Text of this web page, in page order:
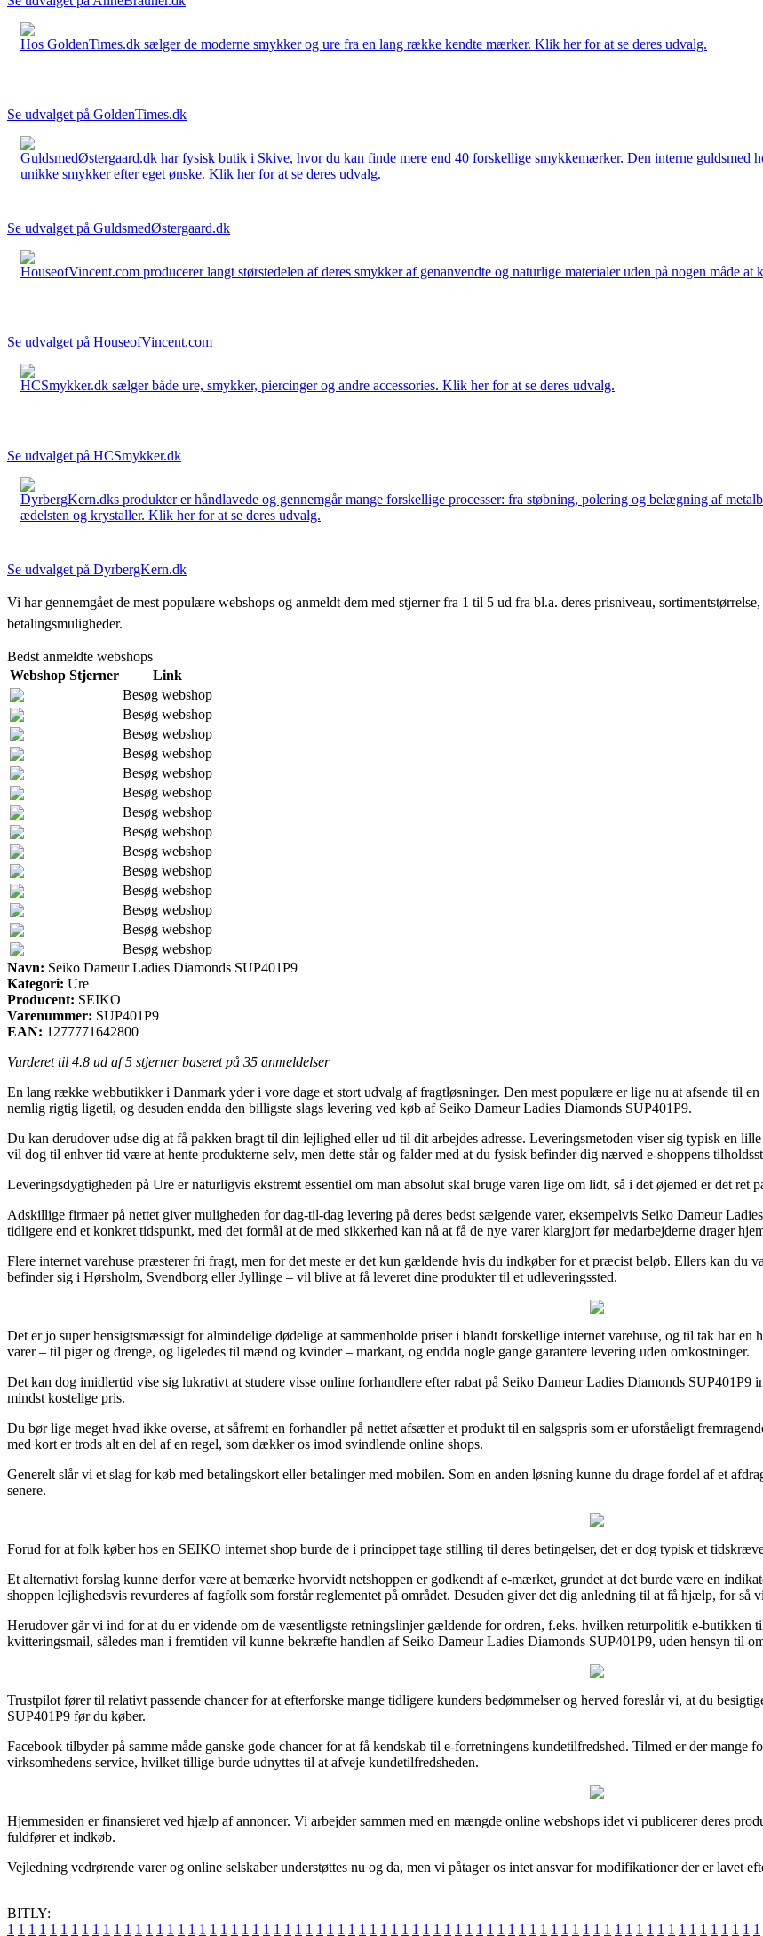
Hos GoldenTimes.dk sælger de moderne smykker og ure fra en lang række kendte mærker. Klik her for at se deres udvalg.
Se udvalget på GoldenTimes.dk
GuldsmedØstergaard.dk har fysisk butik i Skive, hvor du kan finde mere end 40 forskellige smykkemærker. Den interne guldsmed
unikke smykker efter eget ønske. Klik her for at se deres udvalg.
Se udvalget på GuldsmedØstergaard.dk
HouseofVincent.com producerer langt størstedelen af deres smykker af genanvendte og naturlige materialer uden på nogen måde
Se udvalget på HouseofVincent.com
HCSmykker.dk sælger både ure, smykker, piercinger og andre accessories. Klik her for at se deres udvalg.
Se udvalget på HCSmykker.dk
DyrbergKern.dks produkter er håndlavede og gennemgår mange forskellige processer: fra støbning, polering og belægning af
ædelsten og krystaller. Klik her for at se deres udvalg.
Se udvalget på DyrbergKern.dk
Vi har gennemgået de mest populære webshops og anmeldt dem med stjerner fra 1 til 5 ud fra bl.a. deres prisniveau,
betalingsmuligheder.
Bedst anmeldte webshops
Webshop Stjerner
Link
Besøg webshop
Besøg webshop
Besøg webshop
Besøg webshop
Besøg webshop
Besøg webshop
Besøg webshop
Besøg webshop
Besøg webshop
Besøg webshop
Besøg webshop
Besøg webshop
Besøg webshop
Besøg webshop
Navn: Seiko Dameur Ladies Diamonds SUP401P9
Kategori: Ure
Producent: SEIKO
Varenummer: SUP401P9
EAN: 1277771642800
Vurderet til 4.8 ud af 5 stjerner baseret på 35 anmeldelser
En lang række webbutikker i Danmark yder i vore dage et stort udvalg af fragtløsninger. Den mest populære er lige nu at afsende til
nemlig rigtig ligetil, og desuden endda den billigste slags levering ved køb af Seiko Dameur Ladies Diamonds SUP401P9.
Du kan derudover udse dig at få pakken bragt til din lejlighed eller ud til dit arbejdes adresse. Leveringsmetoden viser sig typisk en
vil dog til enhver tid være at hente produkterne selv, men dette står og falder med at du fysisk befinder dig nærved e-shoppens
Leveringsdygtigheden på Ure er naturligvis ekstremt essentiel om man absolut skal bruge varen lige om lidt, så i det øjemed er det
Adskillige firmaer på nettet giver muligheden for dag-til-dag levering på deres bedst sælgende varer, eksempelvis Seiko Dameur
tidligere end et konkret tidspunkt, med det formål at de med sikkerhed kan nå at få de nye varer klargjort før medarbejderne drager
Flere internet varehuse præsterer fri fragt, men for det meste er det kun gældende hvis du indkøber for et præcist beløb. Ellers kan du
befinder sig i Hørsholm, Svendborg eller Jyllinge – vil blive at få leveret dine produkter til et udleveringssted.
Det er jo super hensigtsmæssigt for almindelige dødelige at sammenholde priser i blandt forskellige internet varehuse, og til tak har
varer – til piger og drenge, og ligeledes til mænd og kvinder – markant, og endda nogle gange garantere levering uden omkostninger.
Det kan dog imidlertid vise sig lukrativt at studere visse online forhandlere efter rabat på Seiko Dameur Ladies Diamonds SUP401P9
mindst kostelige pris.
Du bør lige meget hvad ikke overse, at såfremt en forhandler på nettet afsætter et produkt til en salgspris som er uforståeligt
med kort er trods alt en del af en regel, som dækker os imod svindlende online shops.
Generelt slår vi et slag for køb med betalingskort eller betalinger med mobilen. Som en anden løsning kunne du drage fordel af et
senere.
Forud for at folk køber hos en SEIKO internet shop burde de i princippet tage stilling til deres betingelser, det er dog typisk et
Et alternativt forslag kunne derfor være at bemærke hvorvidt netshoppen er godkendt af e-mærket, grundet at det burde være en
shoppen lejlighedsvis revurderes af fagfolk som forstår reglementet på området. Desuden giver det dig anledning til at få hjælp, for så
Herudover går vi ind for at du er vidende om de væsentligste retningslinjer gældende for ordren, f.eks. hvilken returpolitik e-butikken
kvitteringsmail, således man i fremtiden vil kunne bekræfte handlen af Seiko Dameur Ladies Diamonds SUP401P9, uden hensyn til
Trustpilot fører til relativt passende chancer for at efterforske mange tidligere kunders bedømmelser og herved foreslår vi, at du
SUP401P9 før du køber.
Facebook tilbyder på samme måde ganske gode chancer for at få kendskab til e-forretningens kundetilfredshed. Tilmed er der mange
virksomhedens service, hvilket tillige burde udnyttes til at afveje kundetilfredsheden.
Hjemmesiden er finansieret ved hjælp af annoncer. Vi arbejder sammen med en mængde online webshops idet vi publicerer deres
fuldfører et indkøb.
Vejledning vedrørende varer og online selskaber understøttes nu og da, men vi påtager os intet ansvar for modifikationer der er lavet
BITLY:
1 1 1 1 1 1 1 1 1 1 1 1 1 1 1 1 1 1 1 1 1 1 1 1 1 1 1 1 1 1 1 1 1 1 1 1 1 1 1 1 1 1 1 1 1 1 1 1 1 1 1 1 1 1 1 1 1 1 1 1 1 1 1 1 1 1 1 1 1 1 1